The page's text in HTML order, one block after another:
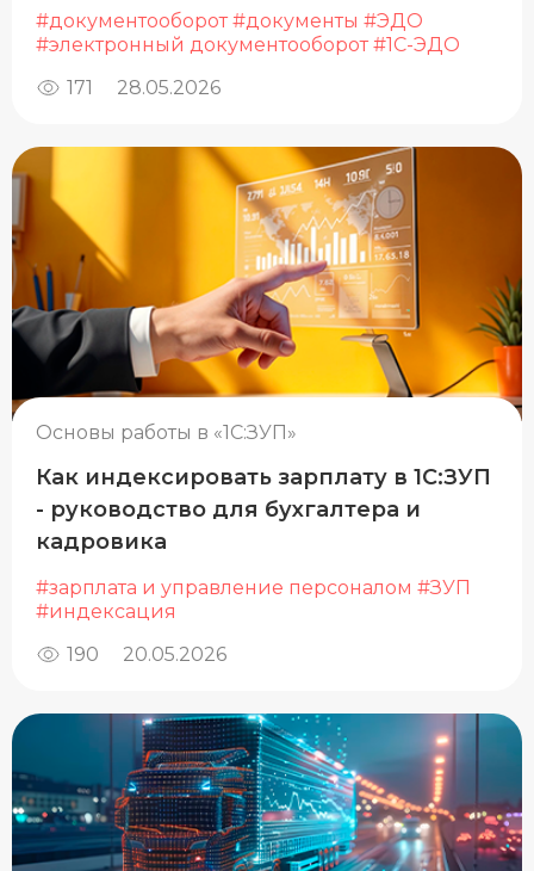
#документооборот #документы #ЭДО
#электронный документооборот #1С-ЭДО
171
28.05.2026
Основы работы в «1С:ЗУП»
Как индексировать зарплату в 1С:ЗУП
- руководство для бухгалтера и
кадровика
#зарплата и управление персоналом #ЗУП
#индексация
190
20.05.2026